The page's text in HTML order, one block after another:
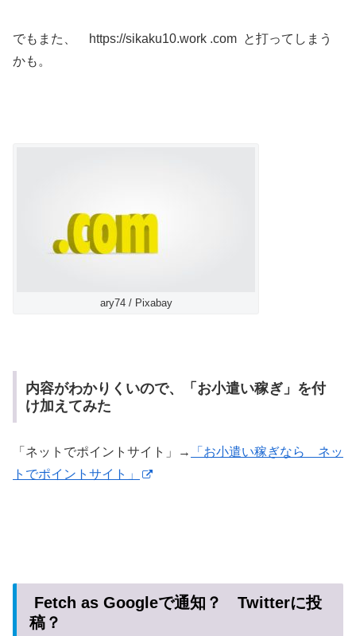
でもまた、 https://sikaku10.work .com と打ってしまう
かも。
ary74 / Pixabay
内容がわかりくいので、「お小遣い稼ぎ」を付
け加えてみた
「ネットでポイントサイト」→
「お小遣い稼ぎなら ネッ
トでポイントサイト」
Fetch as Googleで通知？ Twitterに投
稿？